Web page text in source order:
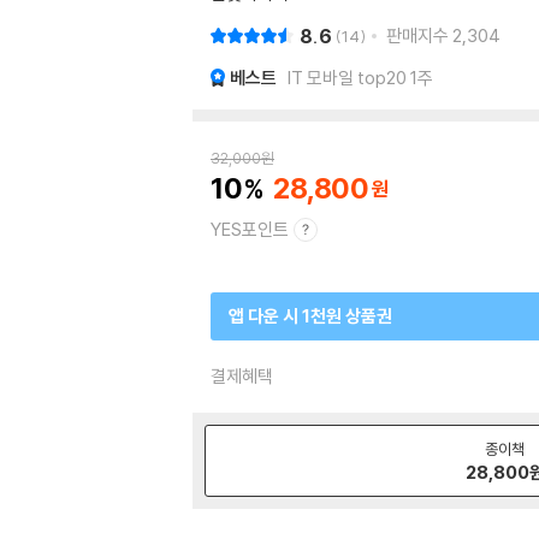
8.6 14 판매지수 2,304
베스트 IT 모바일 top20 1주
32,000원
10 28,800
YES포인트
앱 다운 시 1천원 상품권
결제혜택
종이책
28,800